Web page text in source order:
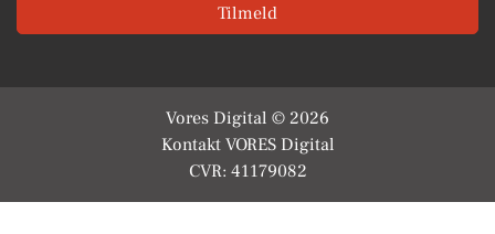
Tilmeld
Vores Digital © 2026
Kontakt VORES Digital
CVR: 41179082